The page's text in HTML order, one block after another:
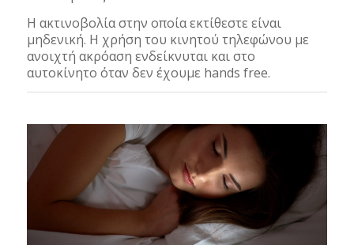
Η ακτινοβολία στην οποία εκτίθεστε είναι
μηδενική. Η χρήση του κινητού τηλεφώνου με
ανοιχτή ακρόαση ενδείκνυται και στο
αυτοκίνητο όταν δεν έχουμε hands free.